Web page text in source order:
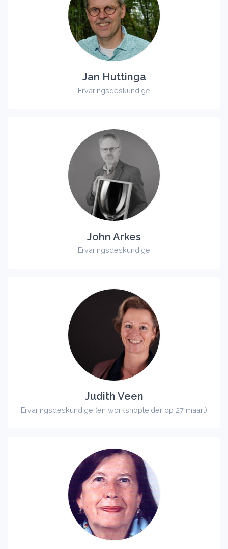
Jan Huttinga
Ervaringsdeskundige
John Arkes
Ervaringsdeskundige
Judith Veen
Ervaringsdeskundige (en workshopleider op 27 maart)